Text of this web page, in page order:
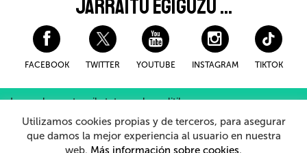
JARRAITU EGIGUZU ...
FACEBOOK TWITTER YOUTUBE INSTAGRAM TIKTOK
Lege-oharra eta pribatutasuneko politika
Erosteko Baldintza Orokorroak
Cookieei buruzko politika
Barneko Informazio Sistema
Utilizamos cookies propias y de terceros, para asegurar
que damos la mejor experiencia al usuario en nuestra
web. Más información sobre cookies.